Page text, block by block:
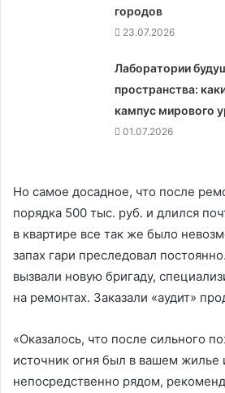
городов
23.07.2026
Лаборатории
пространства:
кампус мирового
01.07.2026
Но самое досадное, что после
порядка 500 тыс. руб. и длился
в квартире все так же было
запах гари преследовал
вызвали новую бригаду,
на ремонтах. Заказали «аудит»
«Оказалось, что после сильного
источник огня был в вашем жилье
непосредственно рядом,